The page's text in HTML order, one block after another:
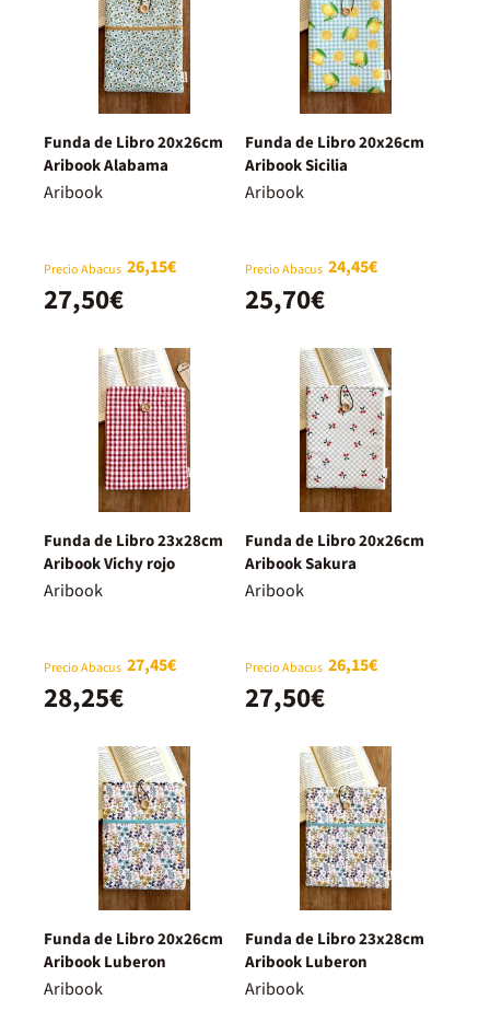
Funda de Libro 20x26cm
Aribook Alabama
Aribook
Precio Abacus 26,15€
27,50€
Funda de Libro 20x26cm
Aribook Sicilia
Aribook
Precio Abacus 24,45€
25,70€
Funda de Libro 23x28cm
Aribook Vichy rojo
Aribook
Precio Abacus 27,45€
28,25€
Funda de Libro 20x26cm
Aribook Sakura
Aribook
Precio Abacus 26,15€
27,50€
Funda de Libro 20x26cm
Aribook Luberon
Aribook
Funda de Libro 23x28cm
Aribook Luberon
Aribook